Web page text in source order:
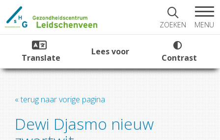
ZOEKEN MENU
Translate
Lees voor
Contrast
« terug naar vorige pagina
Dewi Djasmo nieuw